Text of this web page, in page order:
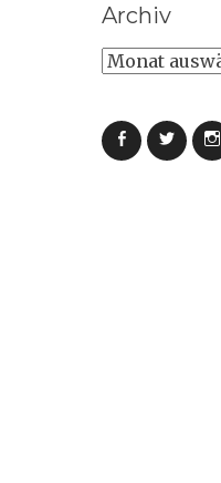
Archiv
Archiv
FacebookTwitter